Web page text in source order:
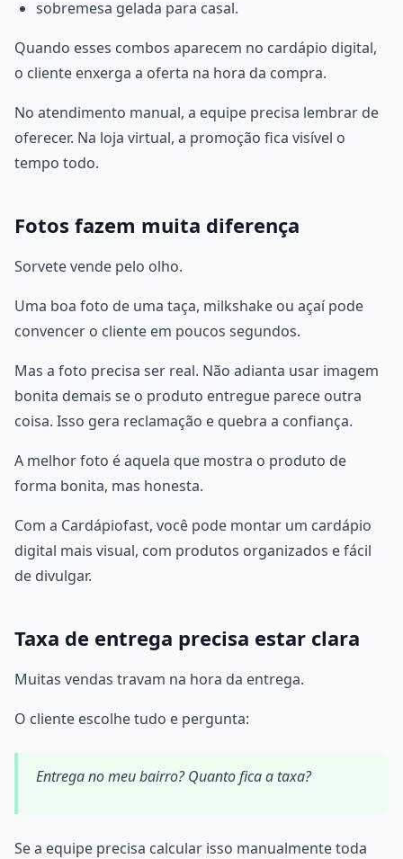
sobremesa gelada para casal.
Quando esses combos aparecem no cardápio digital,
o cliente enxerga a oferta na hora da compra.
No atendimento manual, a equipe precisa lembrar de
oferecer. Na loja virtual, a promoção fica visível o
tempo todo.
Fotos fazem muita diferença
Sorvete vende pelo olho.
Uma boa foto de uma taça, milkshake ou açaí pode
convencer o cliente em poucos segundos.
Mas a foto precisa ser real. Não adianta usar imagem
bonita demais se o produto entregue parece outra
coisa. Isso gera reclamação e quebra a confiança.
A melhor foto é aquela que mostra o produto de
forma bonita, mas honesta.
Com a Cardápiofast, você pode montar um cardápio
digital mais visual, com produtos organizados e fácil
de divulgar.
Taxa de entrega precisa estar clara
Muitas vendas travam na hora da entrega.
O cliente escolhe tudo e pergunta:
Entrega no meu bairro? Quanto fica a taxa?
Se a equipe precisa calcular isso manualmente toda